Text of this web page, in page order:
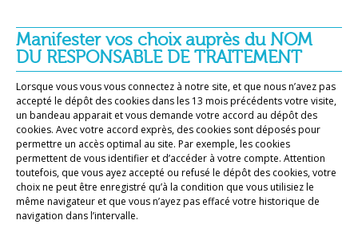
Manifester vos choix auprès du NOM
DU RESPONSABLE DE TRAITEMENT
Lorsque vous vous vous connectez à notre site, et que nous n’avez pas
accepté le dépôt des cookies dans les 13 mois précédents votre visite,
un bandeau apparait et vous demande votre accord au dépôt des
cookies. Avec votre accord exprès, des cookies sont déposés pour
permettre un accès optimal au site. Par exemple, les cookies
permettent de vous identifier et d’accéder à votre compte. Attention
toutefois, que vous ayez accepté ou refusé le dépôt des cookies, votre
choix ne peut être enregistré qu’à la condition que vous utilisiez le
même navigateur et que vous n’ayez pas effacé votre historique de
navigation dans l’intervalle.